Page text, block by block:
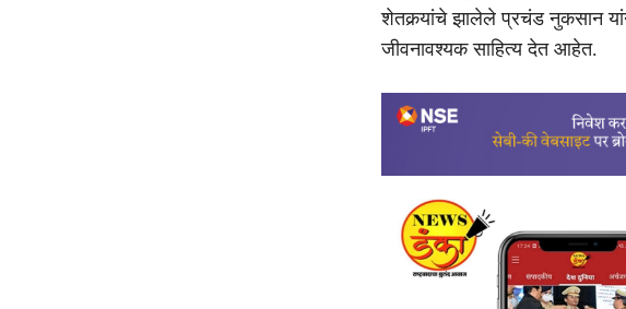
शेतकर्‍यांचे झालेले प्रचंड नुकसान
जीवनावश्यक साहित्य देत आहेत.